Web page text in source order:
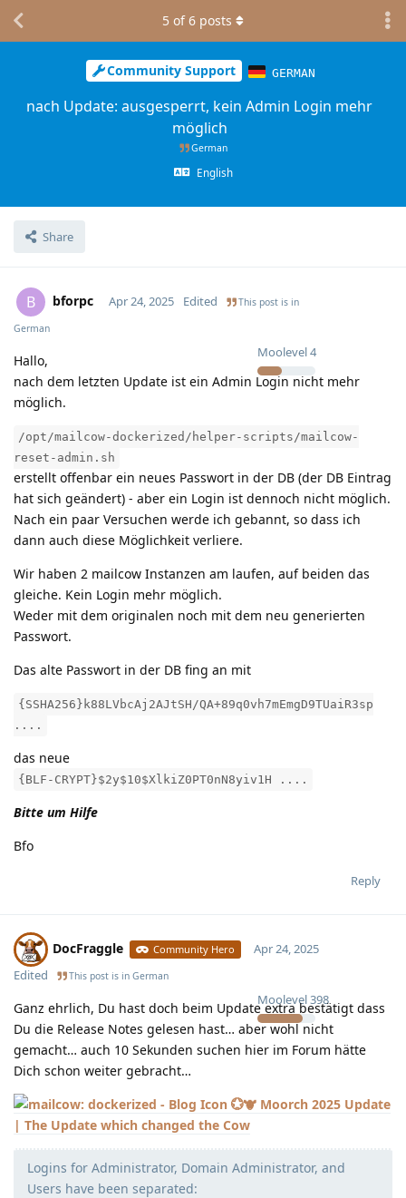
Community Support GERMAN
nach Update: ausgesperrt, kein Admin Login mehr
möglich
German
English
Share
5 of6 posts
B bforpc
Moolevel4
Apr 24, 2025 Edited This post is in
German
Hallo,
nach dem letzten Update ist ein Admin Login nicht mehr
möglich.
/opt/mailcow-dockerized/helper-scripts/mailcow-
reset-admin.sh
erstellt offenbar ein neues Passwort in der DB (der DB Eintrag
hat sich geändert) - aber ein Login ist dennoch nicht möglich.
Nach ein paar Versuchen werde ich gebannt, so dass ich
dann auch diese Möglichkeit verliere.
Wir haben 2 mailcow Instanzen am laufen, auf beiden das
gleiche. Kein Login mehr möglich.
Weder mit dem originalen noch mit dem neu generierten
Passwort.
Das alte Passwort in der DB fing an mit
{SSHA256}k88LVbcAj2AJtSH/QA+89q0vh7mEmgD9TUaiR3sp
....
das neue
{BLF-CRYPT}$2y$10$XlkiZ0PT0nN8yiv1H ....
Bitte um Hilfe
Bfo
Reply
DocFraggle Community Hero
Moolevel398
Apr 24, 2025
Edited
This post is in German
Ganz ehrlich, Du hast doch beim Update extra bestätigt dass
Du die Release Notes gelesen hast… aber wohl nicht
gemacht… auch 10 Sekunden suchen hier im Forum hätte
Dich schon weiter gebracht…
💮🐮 Moorch 2025 Update
| The Update which changed the Cow
Logins for Administrator, Domain Administrator, and
Users have been separated: